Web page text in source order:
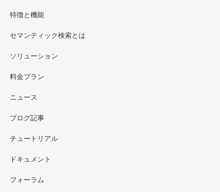
特徴と機能
セマンティック検索とは
ソリューション
料金プラン
ニュース
ブログ記事
チュートリアル
ドキュメント
フォーラム